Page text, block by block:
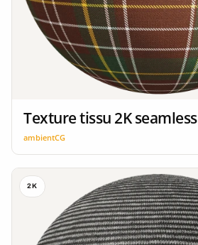
Texture tissu 2K seamless
ambientCG
2K